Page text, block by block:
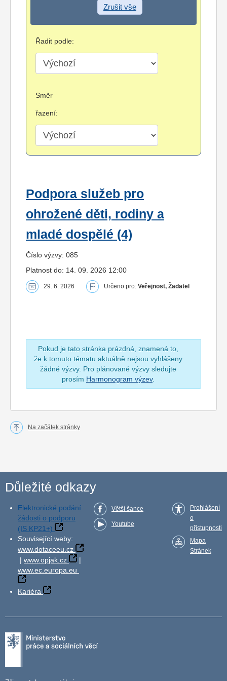
Zrušit vše
Řadit podle:
Směr
řazení:
Podpora služeb pro
ohrožené děti, rodiny a
mladé dospělé (4)
Číslo výzvy: 085
Platnost do: 14. 09. 2026 12:00
29. 6. 2026 Určeno pro: Veřejnost, Žadatel
Pokud je tato stránka prázdná, znamená to,
že k tomuto tématu aktuálně nejsou vyhlášeny
žádné výzvy. Pro plánované výzvy sledujte
prosím Harmonogram výzev.
Na začátek stránky
Důležité odkazy
Elektronické podání
žádosti o podporu
(IS KP21+)
Související weby:
www.dotaceeu.cz
| www.opjak.cz
|
www.ec.europa.eu
Kariéra
Větší šance
Youtube
Prohlášení
o
přístupnosti
Mapa
Stránek